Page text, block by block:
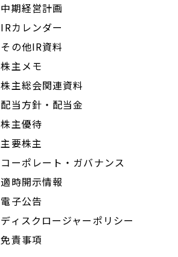
中期経営計画
IRカレンダー
その他IR資料
株主メモ
株主総会関連資料
配当方針・配当金
株主優待
主要株主
コーポレート・ガバナンス
適時開示情報
電子公告
ディスクロージャーポリシー
免責事項